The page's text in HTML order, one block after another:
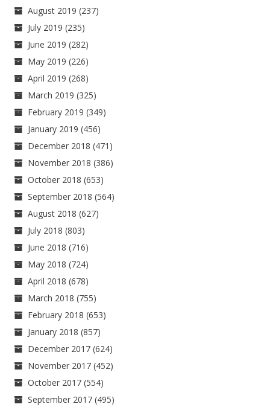
August 2019 (237)
July 2019 (235)
June 2019 (282)
May 2019 (226)
April 2019 (268)
March 2019 (325)
February 2019 (349)
January 2019 (456)
December 2018 (471)
November 2018 (386)
October 2018 (653)
September 2018 (564)
August 2018 (627)
July 2018 (803)
June 2018 (716)
May 2018 (724)
April 2018 (678)
March 2018 (755)
February 2018 (653)
January 2018 (857)
December 2017 (624)
November 2017 (452)
October 2017 (554)
September 2017 (495)